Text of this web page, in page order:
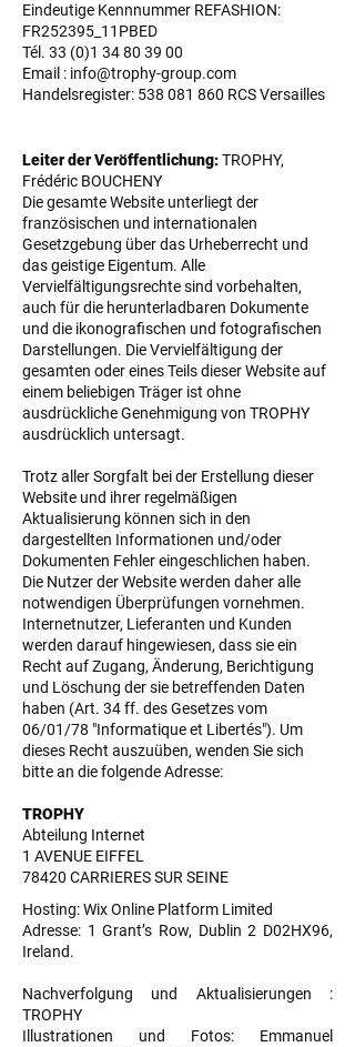
Eindeutige Kennnummer REFASHION:
FR252395_11PBED
Tél. 33 (0)1 34 80 39 00
Email : info@trophy-group.com
Handelsregister: 538 081 860 RCS Versailles
Leiter der Veröffentlichung:TROPHY,
Frédéric BOUCHENY
Die gesamte Website unterliegt der
französischen und internationalen
Gesetzgebung über das Urheberrecht und
das geistige Eigentum. Alle
Vervielfältigungsrechte sind vorbehalten,
auch für die herunterladbaren Dokumente
und die ikonografischen und fotografischen
Darstellungen. Die Vervielfältigung der
gesamten oder eines Teils dieser Website auf
einem beliebigen Träger ist ohne
ausdrückliche Genehmigung von TROPHY
ausdrücklich untersagt.
Trotz aller Sorgfalt bei der Erstellung dieser
Website und ihrer regelmäßigen
Aktualisierung können sich in den
dargestellten Informationen und/oder
Dokumenten Fehler eingeschlichen haben.
Die Nutzer der Website werden daher alle
notwendigen Überprüfungen vornehmen.
Internetnutzer, Lieferanten und Kunden
werden darauf hingewiesen, dass sie ein
Recht auf Zugang, Änderung, Berichtigung
und Löschung der sie betreffenden Daten
haben (Art. 34 ff. des Gesetzes vom
06/01/78 "Informatique et Libertés"). Um
dieses Recht auszuüben, wenden Sie sich
bitte an die folgende Adresse:
TROPHY
Abteilung Internet
1 AVENUE EIFFEL
78420 CARRIERES SUR SEINE
Hosting: Wix Online Platform Limited
Adresse: 1 Grant’s Row, Dublin 2 D02HX96,
Ireland.
Nachverfolgung und Aktualisierungen :
TROPHY
Illustrationen und Fotos: Emmanuel